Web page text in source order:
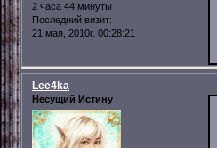
2 часа 44 минуты
Последний визит:
21 мая, 2010г. 00:28:21
Lee4ka
Несущий Истину